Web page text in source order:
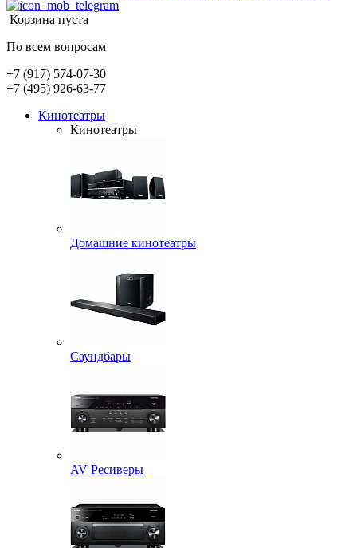
Корзина пуста
По всем вопросам
+7 (917) 574-07-30
+7 (495) 926-63-77
Кинотеатры
Кинотеатры
Домашние кинотеатры
Саундбары
AV Ресиверы